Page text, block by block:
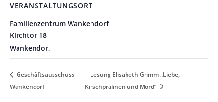
VERANSTALTUNGSORT
Familienzentrum Wankendorf
Kirchtor 18
Wankendor,
Geschäftsausschuss
Wankendorf
Lesung Elisabeth Grimm „Liebe,
Kirschpralinen und Mord“